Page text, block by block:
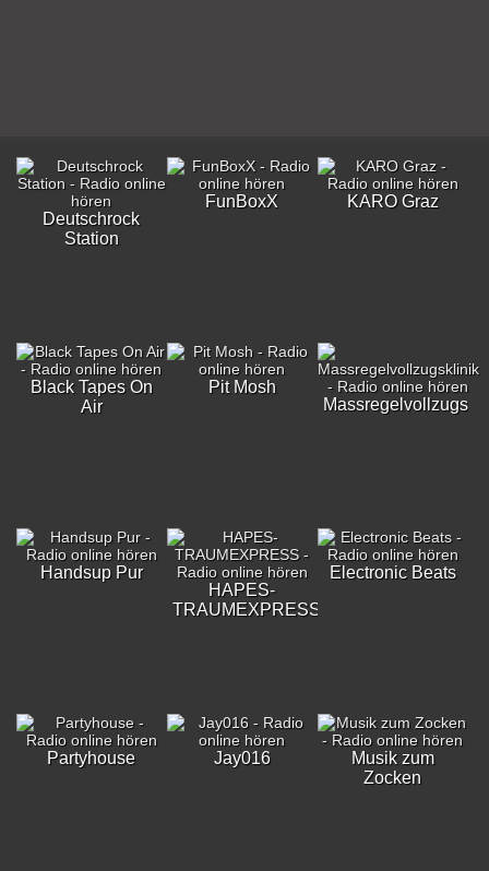
Deutschrock
Station
FunBoxX KARO Graz
Black Tapes On
Air
Pit Mosh
Handsup Pur
HAPES-
TRAUMEXPRESS
Electronic Beats
Partyhouse Jay016
Musik zum
Zocken